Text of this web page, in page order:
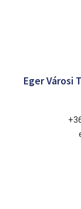
Eger Városi